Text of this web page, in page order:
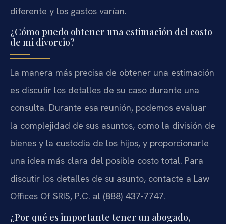
diferente y los gastos varían.
¿Cómo puedo obtener una estimación del costo
de mi divorcio?
La manera más precisa de obtener una estimación
es discutir los detalles de su caso durante una
consulta. Durante esa reunión, podemos evaluar
la complejidad de sus asuntos, como la división de
bienes y la custodia de los hijos, y proporcionarle
una idea más clara del posible costo total. Para
discutir los detalles de su asunto, contacte a Law
Offices Of SRIS, P.C. al (888) 437-7747.
¿Por qué es importante tener un abogado,